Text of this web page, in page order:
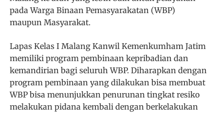
pada Warga Binaan Pemasyarakatan (WBP)
maupun Masyarakat.
Lapas Kelas I Malang Kanwil Kemenkumham Jatim
memiliki program pembinaan kepribadian dan
kemandirian bagi seluruh WBP. Diharapkan dengan
program pembinaan yang dilakukan bisa membuat
WBP bisa menunjukkan penurunan tingkat resiko
melakukan pidana kembali dengan berkelakukan